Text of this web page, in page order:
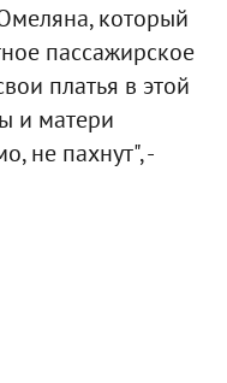
который
пассажирское
платья в этой
и матери
не пахнут", -